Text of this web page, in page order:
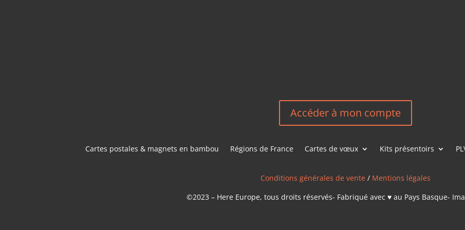
Accéder à mon compte
Cartes postales & magnets en bambou Régions de France Cartes de vœux Kits présentoirs
Conditions générales de vente / Mentions légales
©2023 – Here Europe, tous droits réservés- Fabriqué avec ♥ au Pays Basque-